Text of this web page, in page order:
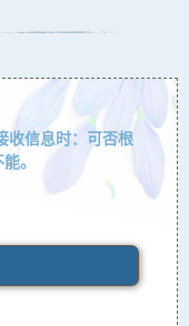
收信息时：可否根
。